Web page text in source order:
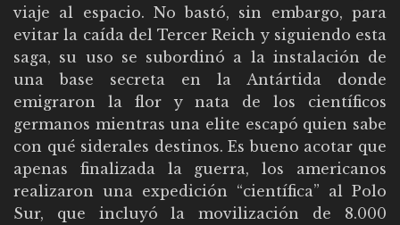
viaje al espacio. No bastó, sin embargo, para
evitar la caída del Tercer Reich y siguiendo esta
saga, su uso se subordinó a la instalación de
una base secreta en la Antártida donde
emigraron la flor y nata de los científicos
germanos mientras una elite escapó quien sabe
con qué siderales destinos. Es bueno acotar que
apenas finalizada la guerra, los americanos
realizaron una expedición “científica” al Polo
Sur, que incluyó la movilización de 8.000